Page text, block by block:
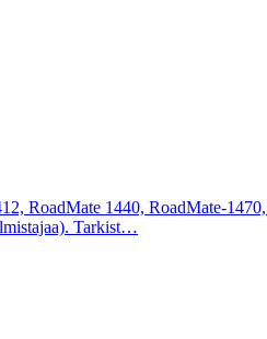
RoadMate 1440, RoadMate-
Tarkist…